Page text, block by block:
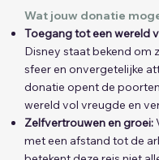
Wat jouw donatie
Toegang tot een wereld
Disney staat bekend om
sfeer en onvergetelijke
donatie opent de
wereld vol vreugde en
Zelfvertrouwen en groei:
met een afstand tot de